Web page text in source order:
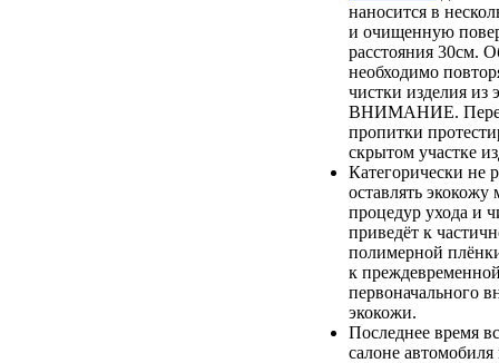
наносится в
и очищенную
расстояния 30см.
необходимо
чистки изделия из
ВНИМАНИЕ.
пропитки
скрытом участке
Категорически не
оставлять экокожу
процедур ухода и
приведёт к
полимерной
к
первоначального
экокожи.
Последнее время
салоне